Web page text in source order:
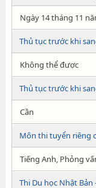
Ngày 14 tháng 11
Thủ tục trước khi
Không thể được
Thủ tục trước khi
Cần
Môn thi tuyển riêng
Tiếng Anh, Phỏng
Thi Du học Nhật